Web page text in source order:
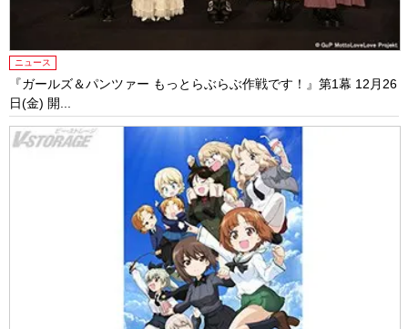
ニュース
『ガールズ＆パンツァー もっとらぶらぶ作戦です！』第1幕 12月26
日(金) 開...